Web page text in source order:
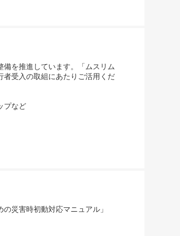
を推進しています。「ムスリム
受入の取組にあたりご活用くだ
プなど
災害時初動対応マニュアル」